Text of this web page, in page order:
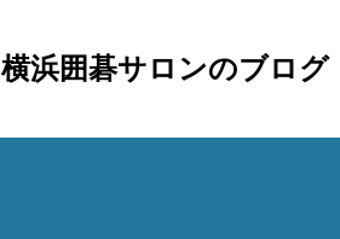
横浜囲碁サロンのブログ